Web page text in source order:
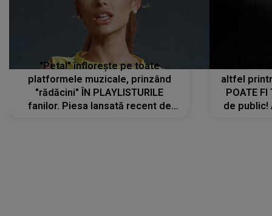
"Petal" înflorește pe toate
platformele muzicale, prinzând
"rădăcini" ÎN PLAYLISTURILE
fanilor. Piesa lansată recent de
altfel
POATE FI
de public!